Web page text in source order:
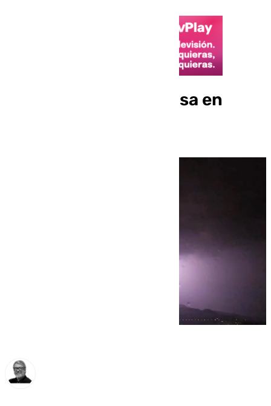
Madrugada tormentosa en